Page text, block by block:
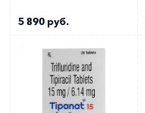
5 890 руб.